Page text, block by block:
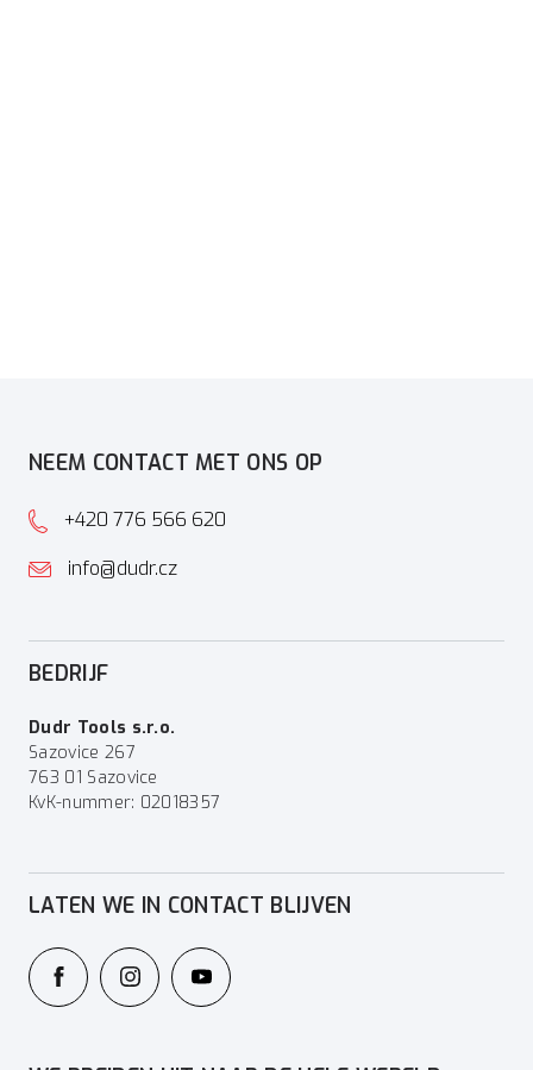
NEEM CONTACT MET ONS OP
+420 776 566 620
info@dudr.cz
BEDRIJF
Dudr Tools s.r.o.
Sazovice 267
763 01 Sazovice
KvK-nummer: 02018357
LATEN WE IN CONTACT BLIJVEN